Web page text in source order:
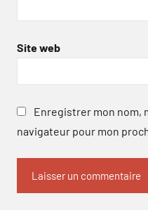
Site web
Enregistrer mon nom,
navigateur pour mon